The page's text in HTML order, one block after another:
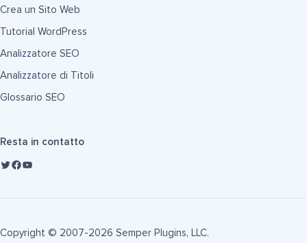
Crea un Sito Web
Tutorial WordPress
Analizzatore SEO
Analizzatore di Titoli
Glossario SEO
Resta in contatto
Copyright © 2007-2026 Semper Plugins, LLC.